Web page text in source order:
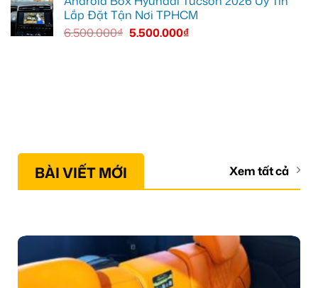
Lắp Đặt Tận Nơi TPHCM
6.500.000₫ 5.500.000₫
BÀI VIẾT MỚI Xem tất cả